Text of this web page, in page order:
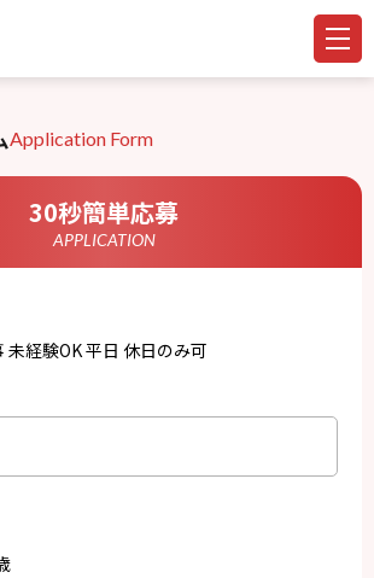
Application Form
30秒簡単応募
APPLICATION
未経験OK 平日 休日のみ可